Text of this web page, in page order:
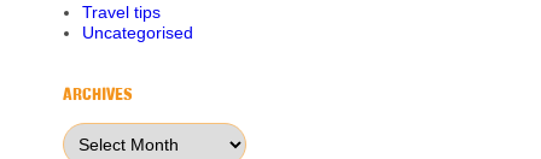
Travel tips
Uncategorised
ARCHIVES
Archives